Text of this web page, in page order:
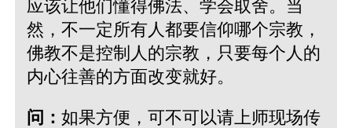
应该让他们懂得佛法、学会取舍。当
然，不一定所有人都要信仰哪个宗教，
佛教不是控制人的宗教，只要每个人的
内心往善的方面改变就好。
问： 如果方便，可不可以请上师现场传